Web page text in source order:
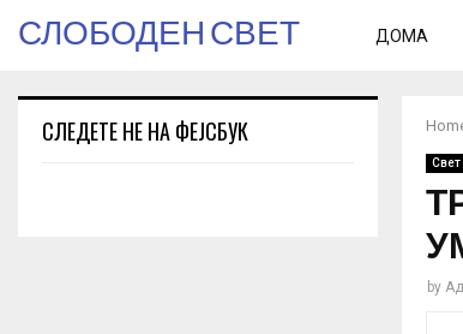
СЛОБОДЕН СВЕТ ДОМА
Свет
by
СЛЕДЕТЕ НЕ НА ФЕЈСБУК